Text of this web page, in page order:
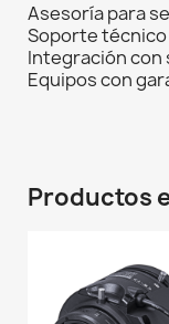
Asesoría para
Soporte
Integración
Equipos con
Productos